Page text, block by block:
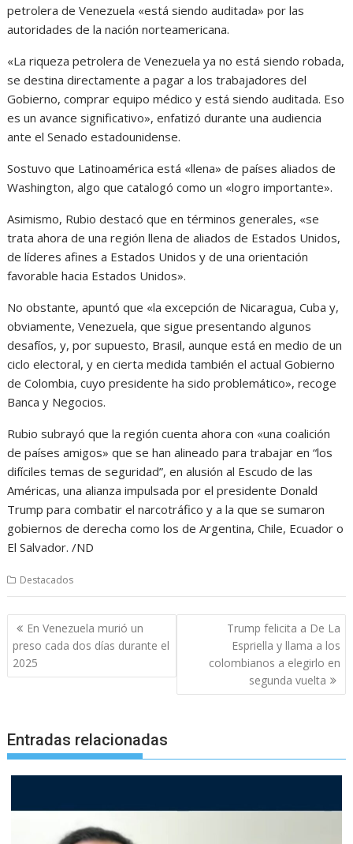
petrolera de Venezuela «está siendo auditada» por las
autoridades de la nación norteamericana.
«La riqueza petrolera de Venezuela ya no está siendo robada,
se destina directamente a pagar a los trabajadores del
Gobierno, comprar equipo médico y está siendo auditada. Eso
es un avance significativo», enfatizó durante una audiencia
ante el Senado estadounidense.
Sostuvo que Latinoamérica está «llena» de países aliados de
Washington, algo que catalogó como un «logro importante».
Asimismo, Rubio destacó que en términos generales, «se
trata ahora de una región llena de aliados de Estados Unidos,
de líderes afines a Estados Unidos y de una orientación
favorable hacia Estados Unidos».
No obstante, apuntó que «la excepción de Nicaragua, Cuba y,
obviamente, Venezuela, que sigue presentando algunos
desafíos, y, por supuesto, Brasil, aunque está en medio de un
ciclo electoral, y en cierta medida también el actual Gobierno
de Colombia, cuyo presidente ha sido problemático», recoge
Banca y Negocios.
Rubio subrayó que la región cuenta ahora con «una coalición
de países amigos» que se han alineado para trabajar en “los
difíciles temas de seguridad”, en alusión al Escudo de las
Américas, una alianza impulsada por el presidente Donald
Trump para combatir el narcotráfico y a la que se sumaron
gobiernos de derecha como los de Argentina, Chile, Ecuador o
El Salvador. /ND
Destacados
Navegación
de
entradas
En Venezuela murió un
preso cada dos días durante el
2025
Trump felicita a De La
Espriella y llama a los
colombianos a elegirlo en
segunda vuelta
Entradas relacionadas